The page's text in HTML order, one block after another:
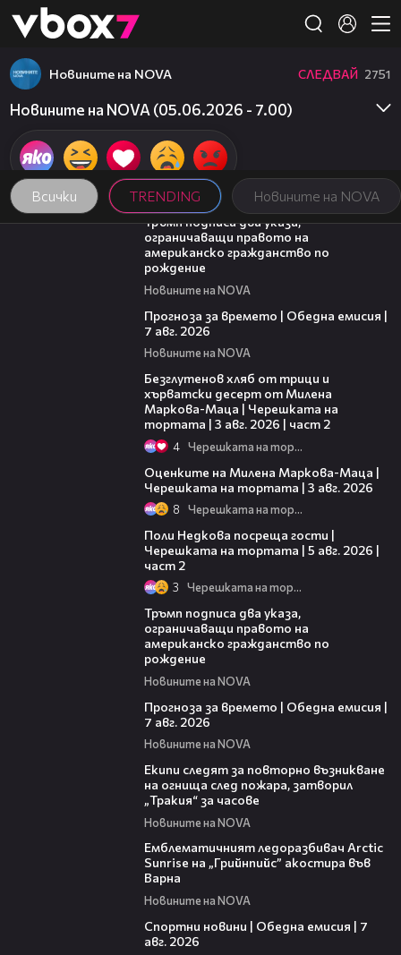
👾
Всички TRENDING Новините на NOVA
Новините на NOVA СЛЕДВАЙ 2751
Новините на NOVA (05.06.2026 - 7.00)
01:24
Тръмп подписа два указа,
ограничаващи правото на
американско гражданство по
рождение
Новините на NOVA
Прогноза за времето | Обедна емисия |
7 авг. 2026
Новините на NOVA
Безглутенов хляб от трици и
хърватски десерт от Милена
Маркова-Маца | Черешката на
тортата | 3 авг. 2026 | част 2
4 Черешката на тортата
Оценките на Милена Маркова-Маца |
Черешката на тортата | 3 авг. 2026
8 Черешката на тортата
Поли Недкова посреща гости |
Черешката на тортата | 5 авг. 2026 |
част 2
3 Черешката на тортата
Тръмп подписа два указа,
ограничаващи правото на
американско гражданство по
рождение
Новините на NOVA
Прогноза за времето | Обедна емисия |
7 авг. 2026
Новините на NOVA
Екипи следят за повторно възникване
на огнища след пожара, затворил
„Тракия“ за часове
Новините на NOVA
Емблематичният ледоразбивач Arctic
Sunrise на „Грийнпийс” акостира във
Варна
Новините на NOVA
Спортни новини | Обедна емисия | 7
aвг. 2026